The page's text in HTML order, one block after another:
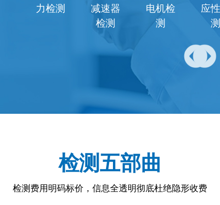
电机检
应性检
容检测
检测五部曲
检测费用明码标价，信息全透明彻底杜绝隐形收费